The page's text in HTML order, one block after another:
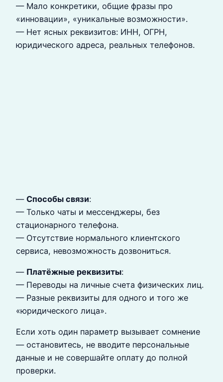
— Мало конкретики, общие фразы про
«инновации», «уникальные возможности».
— Нет ясных реквизитов: ИНН, ОГРН,
юридического адреса, реальных телефонов.
— Способы связи:
— Только чаты и мессенджеры, без
стационарного телефона.
— Отсутствие нормального клиентского
сервиса, невозможность дозвониться.
— Платёжные реквизиты:
— Переводы на личные счета физических лиц.
— Разные реквизиты для одного и того же
«юридического лица».
Если хоть один параметр вызывает сомнение
— остановитесь, не вводите персональные
данные и не совершайте оплату до полной
проверки.